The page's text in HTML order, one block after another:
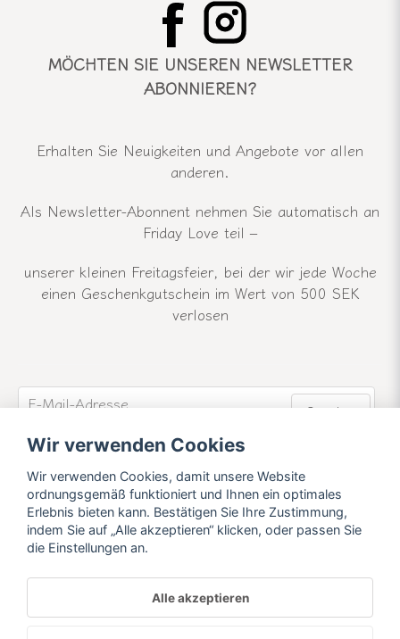
MÖCHTEN SIE UNSEREN NEWSLETTER
ABONNIEREN?
Erhalten Sie Neuigkeiten und Angebote vor allen
anderen.
Als Newsletter-Abonnent nehmen Sie automatisch an
Friday Love teil –
unserer kleinen Freitagsfeier, bei der wir jede Woche
einen Geschenkgutschein im Wert von 500 SEK
verlosen
email
E-Mail-Adresse
Senden
Werden Sie Mitglied unseres Newsletters und
erfahren Sie mehr über unsere Neuigkeiten und
Angebote.
Powered by Nyehandel AB
Wir verwenden Cookies
Wir verwenden Cookies, damit unsere Website
ordnungsgemäß funktioniert und Ihnen ein optimales
Erlebnis bieten kann. Bestätigen Sie Ihre Zustimmung,
indem Sie auf „Alle akzeptieren“ klicken, oder passen Sie
die Einstellungen an.
Alle akzeptieren